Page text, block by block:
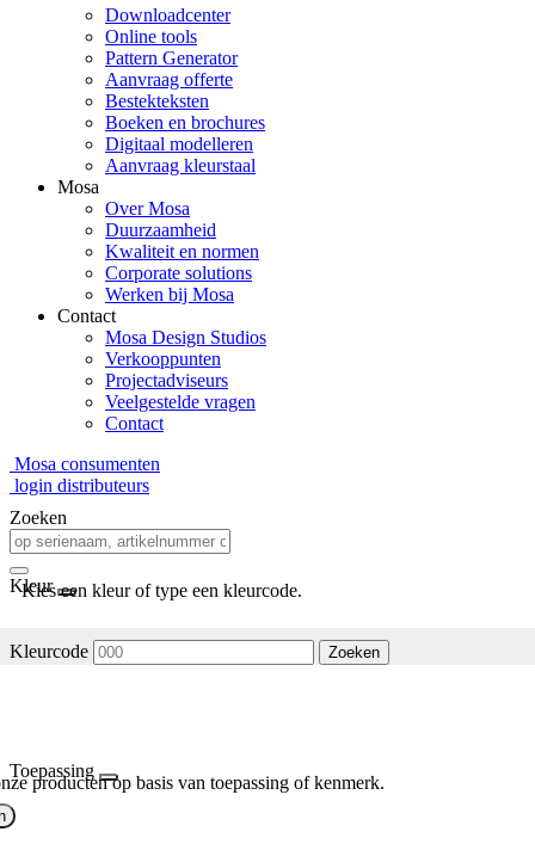
Downloadcenter
Online tools
Pattern Generator
Aanvraag offerte
Bestekteksten
Boeken en brochures
Digitaal modelleren
Aanvraag kleurstaal
Mosa
Over Mosa
Duurzaamheid
Kwaliteit en normen
Corporate solutions
Werken bij Mosa
Contact
Mosa Design Studios
Verkooppunten
Projectadviseurs
Veelgestelde vragen
Contact
Mosa consumenten
login distributeurs
Zoeken
Kleur
Kies een kleur of type een kleurcode.
Kleurcode Zoeken
Toepassing
producten op basis van toepassing of kenmerk.